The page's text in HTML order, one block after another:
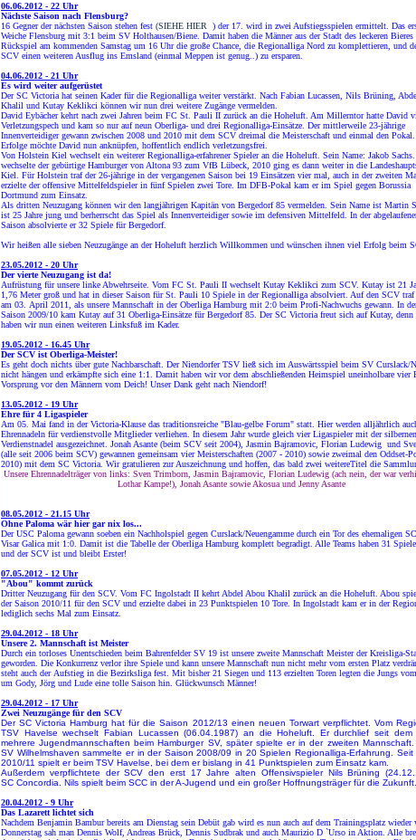
06.06.2012 - 22 Uhr
Nächste Saison nach Flensburg?
16 Gegner der nächsten Saison stehen fest (SIEHE HIER ) der 17. wird in zwei Aufstiegsspielen ermittelt. Das
Weiche Flensburg mit 3:1 beim SV Holthausen/Biene. Damit haben die Männer aus der Stadt des leckeren Bieres
Rückspiel am kommenden Samstag um 16 Uhr die große Chance, die Regionalliga Nord zu komplettieren, und
SCV einen weiteren Ausflug ins Emsland (einmal Meppen ist genug..) zu ersparen.
04.06.2012 - 21 Uhr
Es wird weiter aufgerüstet
Der SC Victoria hat seinen Kader für die Regionalliga weiter verstärkt. Nach Fabian Lucassen, Nils Brüning,
Khalil und Kutay Keklikci können wir nun drei weitere Zugänge vermelden.
David Eybächer kehrt nach zwei Jahren beim FC St. Pauli II zurück an die Hoheluft. Am Millerntor hatte David
Verletzungspech und kam so nur auf neun Oberliga- und drei Regionalliga-Einsätze. Der mittlerweile 23-jährige
Innenverteidiger gewann zwischen 2008 und 2010 mit dem SCV dreimal die Meisterschaft und einmal den
Erfolge möchte David nun anknüpfen, hoffentlich endlich verletzungsfrei.
Von Holstein Kiel wechselt ein weiterer Regionalliga-erfahrener Spieler an die Hoheluft. Sein Name: Jakob
wechselte der gebürtige Hamburger von Altona 93 zum VfB Lübeck, 2010 ging es dann weiter in die
Kiel. Für Holstein traf der 26-jährige in der vergangenen Saison bei 19 Einsätzen vier mal, auch in der zweiten
erzielte der offensive Mittelfeldspieler in fünf Spielen zwei Tore. Im DFB-Pokal kam er im Spiel gegen Borussia
Dortmund zum Einsatz.
Als dritten Neuzugang können wir den langjährigen Kapitän von Bergedorf 85 vermelden. Sein Name ist Martin
ist 25 Jahre jung und berherrscht das Spiel als Innenverteidiger sowie im defensiven Mittelfeld. In der
Saison absolvierte er 32 Spiele für Bergedorf.
Wir heißen alle sieben Neuzugänge an der Hoheluft herzlich Willkommen und wünschen ihnen viel Erfolg beim
23.05.2012 - 20 Uhr
Der vierte Neuzugang ist da!
Aufrüstung für unsere linke Abwehrseite. Vom FC St. Pauli II wechselt Kutay Keklikci zum SCV. Kutay ist 21
1,76 Meter groß und hat in dieser Saison für St. Pauli 10 Spiele in der Regionalliga absolviert. Auf den SCV traf
am 03. April 2011, als unsere Mannschaft in der Oberliga Hamburg mit 2:0 beim Profi-Nachwuchs gewann. In
Saison 2009/10 kam Kutay auf 31 Oberliga-Einsätze für Bergedorf 85. Der SC Victoria freut sich auf Kutay,
haben wir nun einen weiteren Linksfuß im Kader.
19.05.2012 - 16.45 Uhr
Der SCV ist Oberliga-Meister!
Es geht doch nichts über gute Nachbarschaft. Der Niendorfer TSV ließ sich im Auswärtsspiel beim SV Curslack/
nicht hängen und erkämpfte sich eine 1:1. Damit haben wir vor dem abschließenden Heimspiel uneinholbare vier
Vorsprung vor den Männern vom Deich! Unser Dank geht nach Niendorf!
13.05.2012 - 19 Uhr
Ehre für 4 Ligaspieler
Am 05. Mai fand in der Victoria-Klause das traditionsreiche "Blau-gelbe Forum" statt. Hier werden alljährlich
Ehrennadeln für verdienstvolle Mitglieder verliehen. In diesem Jahr wurde gleich vier Ligaspieler mit der silbernen
Verdienstnadel ausgezeichnet. Jonah Asante (beim SCV seit 2004), Jasmin Bajramovic, Florian Ludewig und
(alle seit 2006 beim SCV) gewannen gemeinsam vier Meisterschaften (2007 - 2010) sowie zweimal den Oddset-
2010) mit dem SC Victoria. Wir gratulieren zur Auszeichnung und hoffen, das bald zwei weitereTitel die
Unsere Ehrennadelträger von links: Sven Trimborn, Jasmin Bajramovic, Florian Ludewig (ach nein, der war
Lothar Kampe!), Jonah Asante sowie Akosua und Jenny Asante
08.05.2012 - 21.15 Uhr
Ohne Paloma wär hier gar nix los...
Der USC Paloma gewann soeben ein Nachholspiel gegen Curslack/Neuengamme durch ein Tor des ehemaligen
Visar Galica mit 1:0. Damit ist die Tabelle der Oberliga Hamburg komplett begradigt. Alle Teams haben 31
und der SCV ist und bleibt Erster!
07.05.2012 - 12 Uhr
"Abou" kommt zurück
Dritter Neuzugang für den SCV. Vom FC Ingolstadt II kehrt Abdel Abou Khalil zurück an die Hoheluft. Abou
der Saison 2010/11 für den SCV und erzielte dabei in 23 Punktspielen 10 Tore. In Ingolstadt kam er in der
lediglich sechs Mal zum Einsatz.
29.04.2012 - 18 Uhr
Unsere 2. Mannschaft ist Meister
Durch ein torloses Unentschieden beim Bahrenfelder SV 19 ist unsere zweite Mannschaft Meister der Kreisliga-
geworden. Die Konkurrenz verlor ihre Spiele und kann unsere Mannschaft nun nicht mehr vom ersten Platz
steht auch der Aufstieg in die Bezirksliga fest. Mit bisher 21 Siegen und 113 erzielten Toren legten die Jungs
um Gody, Jörg und Lude eine tolle Saison hin. Glückwunsch Männer!
29.04.2012 - 17 Uhr
Zwei Neuzugänge für den SCV
Der SC Victoria Hamburg hat für die Saison 2012/13 einen neuen Torwart verpflichtet. Vom
TSV Havelse wechselt Fabian Lucassen (06.04.1987) an die Hoheluft. Er durchlief seit dem
mehrere Jugendmannschaften beim Hamburger SV, später spielte er in der zweiten
SV Wilhelmshaven sammelte er in der Saison 2008/09 in 20 Spielen Regionalliga-Erfahrung. Seit
2010/11 spielt er beim TSV Havelse, bei dem er bislang in 41 Punktspielen zum Einsatz kam.
Außerdem verpflichtete der SCV den erst 17 Jahre alten Offensivspieler Nils Brüning
SC Concordia. Nils spielt beim SCC in der A-Jugend und ein großer Hoffnungsträger für die Zukunft.
20.04.2012 - 9 Uhr
Das Lazarett lichtet sich
Nachdem Benjamin Bambur bereits am Dienstag sein Debüt gab wird es nun auch auf dem Trainingsplatz wieder
Donnerstag sah man Dennis Wolf, Andreas Brück, Dennis Sudbrak und auch Maurizio D `Urso in Aktion. Alle